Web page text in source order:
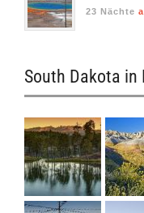
23 Nächte
South Dakota in